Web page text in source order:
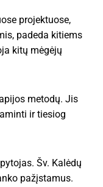
projektuose,
padeda kitiems
kitų mėgėjų
metodų. Jis
ir tiesiog
Šv. Kalėdų
pažįstamus.